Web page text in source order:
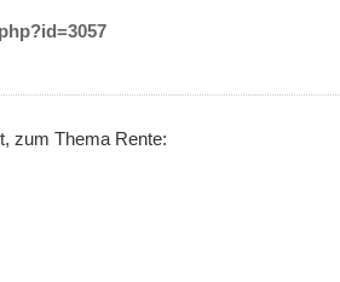
zum Thema Rente: